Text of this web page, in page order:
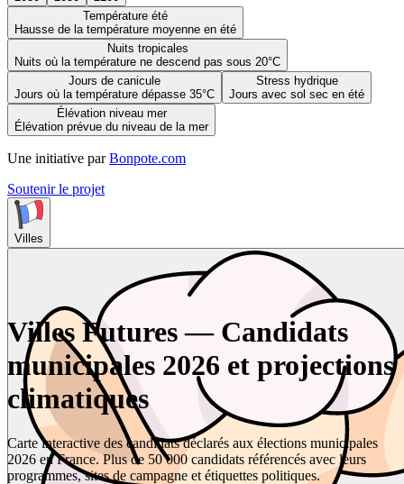
Température été
Hausse de la température moyenne en été
Nuits tropicales
Nuits où la température ne descend pas sous 20°C
Jours de canicule
Jours où la température dépasse 35°C
Stress hydrique
Jours avec sol sec en été
Élévation niveau mer
Élévation prévue du niveau de la mer
Une initiative par Bonpote.com
Soutenir le projet
Villes
Villes Futures — Candidats
municipales 2026 et projections
climatiques
Carte interactive des candidats déclarés aux élections municipales
2026 en France. Plus de 50 000 candidats référencés avec leurs
programmes, sites de campagne et étiquettes politiques.